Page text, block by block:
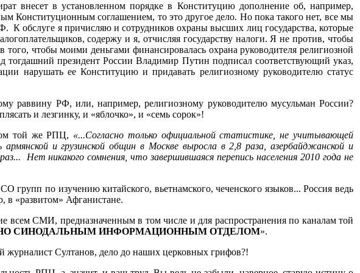
внесет в установленном порядке в Конституцию дополнение об, например,
Конституционным соглашением, то это другое дело. Но пока такого нет, все мы
К обслуге я причисляю и сотрудников охраны высших лиц государства, которые
содержу и я, отчисляя государству налоги. Я не против, чтобы
чтобы моими деньгами финансировалась охрана руководителя религиозной
президент России Владимир Путин подписал соответствующий указ,
нарушать ее Конституцию и придавать религиозному руководителю статус
раввину РФ, или, например, религиозному руководителю мусульман России?
и лезгинку, и «яблочко», и «семь сорок»!
той же РПЦ, «...Согласно только официальной статистике, не учитывающей
и грузинской общин в Москве выросла в 2,8 раза, азербайджанской и
Нет никакого сомнения, что завершившаяся перепись населения 2010 года не
групп по изучению китайского, вьетнамского, чеченского языков... Россия ведь
в «развитом» Афганистане.
всем СМИ, предназначенным в том числе и для распространения по каналам той
СИНОДАЛЬНЫМ ИНФОРМАЦИОННЫМ ОТДЕЛОМ».
журналист Султанов, дело до наших церковных грифов?!